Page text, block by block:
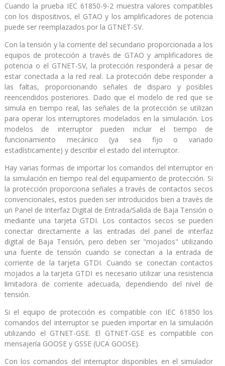
Cuando la prueba IEC 61850-9-2 muestra valores compatibles
con los dispositivos, el GTAO y los amplificadores de potencia
puede ser reemplazados por la GTNET-SV.
Con la tensión y la corriente del secundario proporcionada a los
equipos de protección a través de GTAO y amplificadores de
potencia o el GTNET-SV, la protección responderá a pesar de
estar conectada a la red real. La protección debe responder a
las faltas, proporcionando señales de disparo y posibles
reencendidos posteriores. Dado que el modelo de red que se
simula en tiempo real, las señales de la protección se utilizan
para operar los interruptores modelados en la simulación. Los
modelos de interruptor pueden incluir el tiempo de
funcionamiento mecánico (ya sea fijo o variado
estadísticamente) y describir el estado del interruptor.
Hay varias formas de importar los comandos del interruptor en
la simulación en tiempo real del equipamiento de protección. Si
la protección proporciona señales a través de contactos secos
convencionales, estos pueden ser introducidos bien a través de
un Panel de Interfaz Digital de Entrada/Salida de Baja Tensión o
mediante una tarjeta GTDI. Los contactos secos se pueden
conectar directamente a las entradas del panel de interfaz
digital de Baja Tensión, pero deben ser "mojados" utilizando
una fuente de tensión cuando se conectan a la entrada de
corriente de la tarjeta GTDI. Cuando se conectan contactos
mojados a la tarjeta GTDI es necesario utilizar una resistencia
limitadora de corriente adecuada, dependiendo del nivel de
tensión.
Si el equipo de protección es compatible con IEC 61850 los
comandos del interruptor se pueden importar en la simulación
utilizando el GTNET-GSE. El GTNET-GSE es compatible con
mensajería GOOSE y GSSE (UCA GOOSE).
Con los comandos del interruptor disponibles en el simulador